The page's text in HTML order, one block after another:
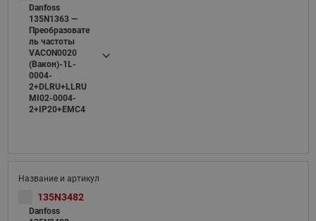
Danfoss
135N1363 —
Преобразовате
ль частоты
VACON0020
(Вакон)-1L-
0004-
2+DLRU+LLRU
MI02-0004-
2+IP20+EMC4
135N3482
Danfoss